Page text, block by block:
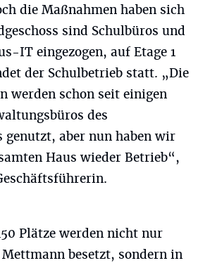
die Maßnahmen haben sich
sind Schulbüros und
IT eingezogen, auf Etage 1
der Schulbetrieb statt. „Die
werden schon seit einigen
des
genutzt, aber nun haben wir
Haus wieder Betrieb“,
Plätze werden nicht nur
Mettmann besetzt, sondern in